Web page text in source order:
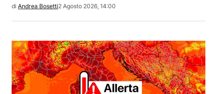
di Andrea Bosetti2 Agosto 2026, 14:00